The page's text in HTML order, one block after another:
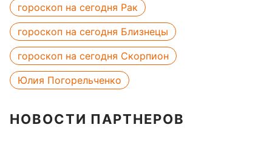
гороскоп на сегодня Рак
гороскоп на сегодня Близнецы
гороскоп на сегодня Скорпион
Юлия Погорельченко
НОВОСТИ ПАРТНЕРОВ